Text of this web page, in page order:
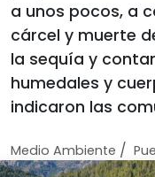
a unos pocos, a
cárcel y muerte
la sequía y
humedales y
indicaron las
Medio Ambiente /